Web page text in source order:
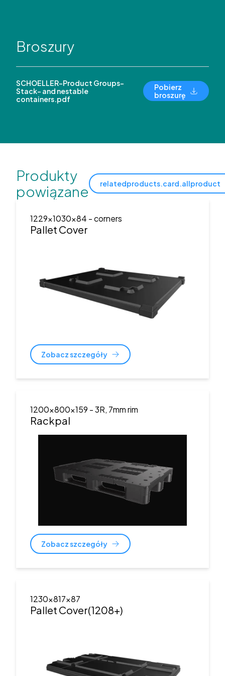
Broszury
SCHOELLER-Product Groups-
Stack- and nestable
containers.pdf
Pobierz
broszurę
Produkty
powiązane
relatedproducts.card.allproduct
1229x1030x84 - corners
Pallet Cover
Zobacz szczegóły
1200x800x159 - 3R, 7mm rim
Rackpal
Zobacz szczegóły
1230x817x87
Pallet Cover(1208+)